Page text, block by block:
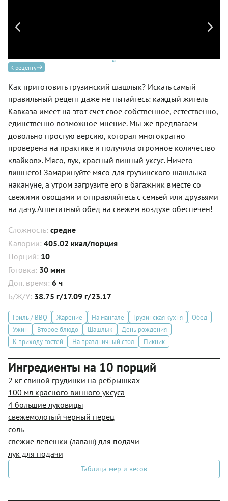
К рецепту
Как приготовить грузинский шашлык? Искать самый
правильный рецепт даже не пытайтесь: каждый житель
Кавказа имеет на этот счет свое собственное, естественно,
единственно возможное мнение. Мы же предлагаем
довольно простую версию, которая многократно
проверена на практике и получила огромное количество
«лайков». Мясо, лук, красный винный уксус. Ничего
лишнего! Замаринуйте мясо для грузинского шашлыка
накануне, а утром загрузите его в багажник вместе со
свежими овощами и отправляйтесь с семьей или друзьями
на дачу. Аппетитный обед на свежем воздухе обеспечен!
Сложность: средне
Калории: 405.02 ккал/порция
Порций: 10
Готовка: 30 мин
Доп. время: 6 ч
Б/Ж/У: 38.75 г/17.09 г/23.17
Гриль / BBQ Жарение На мангале Грузинская кухня
Обед
Ужин
Второе блюдо Шашлык
День рождения
К приходу гостей
На праздничный стол Пикник
Ингредиенты на 10 порций
2 кг свиной грудинки на ребрышках
100 мл красного винного уксуса
4 большие луковицы
свежемолотый черный перец
соль
свежие лепешки (лаваш) для подачи
лук для подачи
Таблица мер и весов